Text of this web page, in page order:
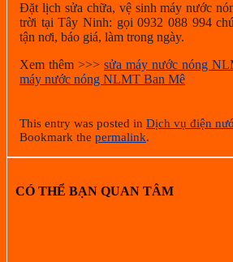
Đặt lịch sửa chữa, vệ sinh máy nước
trời tại Tây Ninh: gọi 0932 088 994
tận nơi, báo giá, làm trong ngày.
Xem thêm >>> sửa máy nước nóng
máy nước nóng NLMT Ban Mê
This entry was posted in Dịch vụ điện
Bookmark the permalink.
CÓ THỂ BẠN QUAN TÂM